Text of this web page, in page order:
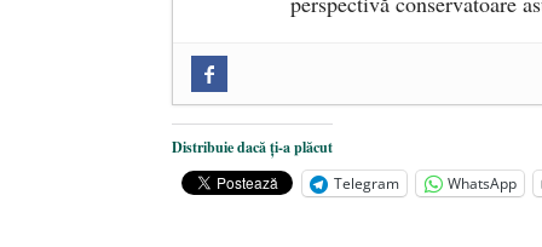
reforme pentru a bloca achizițiile
Dragi prieteni din Constanța
România nu știe să își folosească
Distribuie dacă ți-a plăcut
Telegram
WhatsApp